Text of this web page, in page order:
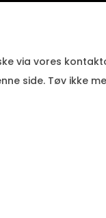
via vores
side. Tøv ikke